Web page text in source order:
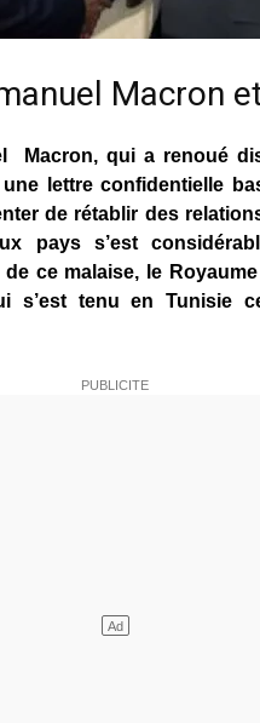
Macron
Macron, qui a renoué
lettre confidentielle
de rétablir des
pays s’est
ce malaise, le
s’est tenu en Tunisie